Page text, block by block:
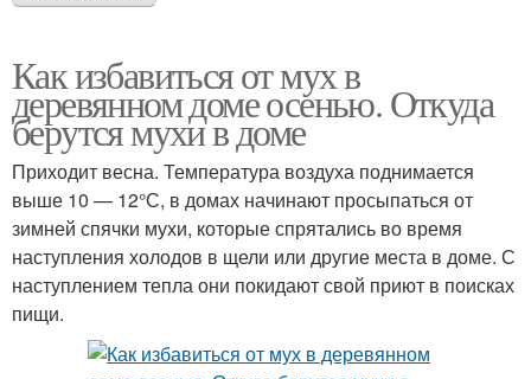
Как избавиться от мух в
деревянном доме осенью. Откуда
берутся мухи в доме
Приходит весна. Температура воздуха поднимается
выше 10 — 12°С, в домах начинают просыпаться от
зимней спячки мухи, которые спрятались во время
наступления холодов в щели или другие места в доме. С
наступлением тепла они покидают свой приют в поисках
пищи.